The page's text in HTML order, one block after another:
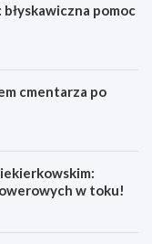
pomoc
cmentarza po
w toku!